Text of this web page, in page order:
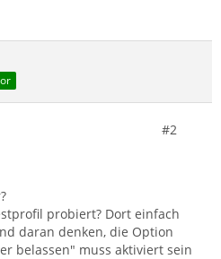
#2
probiert? Dort einfach
daran denken, die Option
belassen" muss aktiviert sein